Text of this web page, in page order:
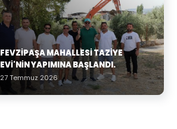
FEVZIPAŞA MAHALLESI TAZIYE
EVI'NIN YAPIMINA BAŞLANDI.
27 Temmuz 2026